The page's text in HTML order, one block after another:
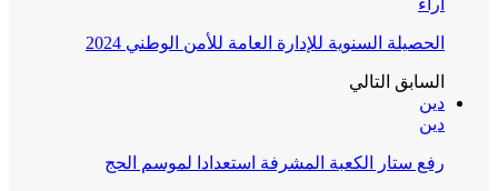
آراء
الحصيلة السنوية للإدارة العامة للأمن الوطني 2024
السابق التالي
دين
دين
رفع ستار الكعبة المشرفة استعدادا لموسم الحج